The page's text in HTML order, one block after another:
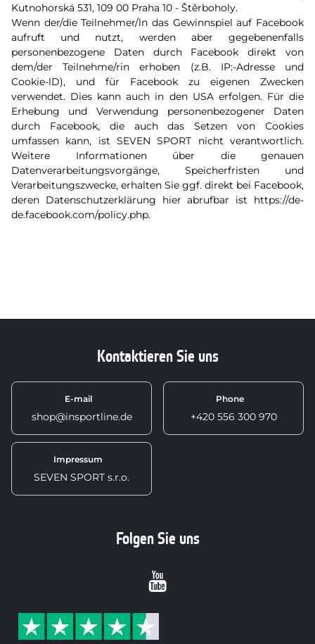
Kutnohorská 531, 109 00 Praha 10 - Štěrboholy.
Wenn der/die Teilnehmer/ln das Gewinnspiel auf Facebook
aufruft und nutzt, werden aber gegebenenfalls
personenbezogene Daten durch Facebook direkt von
dem/der Teilnehme/rin erhoben (z.B. IP:-Adresse und
Cookie-lD), und für Facebook zu eigenen Zwecken
verwendet. Dies kann auch in den USA erfolgen. Für die
Erhebung und Verwendung personenbezogener Daten
durch Facebook, die auch das Setzen von Cookies
umfassen kann, ist SEVEN SPORT nicht verantwortlich.
Weitere Informationen über die genauen
Datenverarbeitungsvorgänge, Speicherfristen und
Verarbeitungszwecke, erhalten Sie ggf. direkt bei Facebook,
deren Datenschutzerklärung hier abrufbar ist https://de-
de.facebook.com/policy.php.
Kontaktieren Sie uns
E-mail
shop@insportline.de
Phone
+420 556 300 970
Impressum
SEVEN SPORT s.r.o.
Folgen Sie uns
Youtube